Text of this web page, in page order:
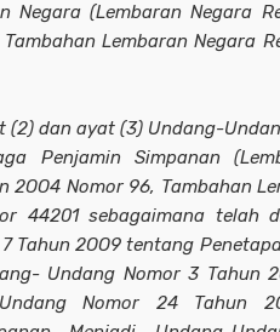
Negara (Lembaran Negara
Tambahan Lembaran Negara
(2) dan ayat (3) Undang-
Penjamin Simpanan
2OO4 Nomor 96, Tambahan
44201 sebagaimana telah
Tahun 2OO9 tentang
Undang Nomor 3 Tahun
Nomor 24 Tahun